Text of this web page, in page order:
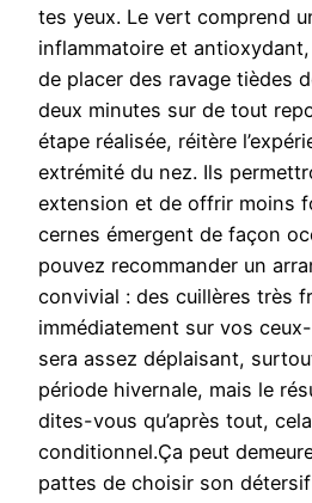
tes yeux. Le vert comprend
inflammatoire et
de placer des ravage tièdes
deux minutes sur de tout
étape réalisée, réitère
extrémité du nez. Ils
extension et de offrir moins
cernes émergent de façon
pouvez recommander un
convivial : des cuillères très
immédiatement sur vos
sera assez déplaisant,
période hivernale, mais le
dites-vous qu’après tout,
conditionnel.Ça peut
pattes de choisir son détersif